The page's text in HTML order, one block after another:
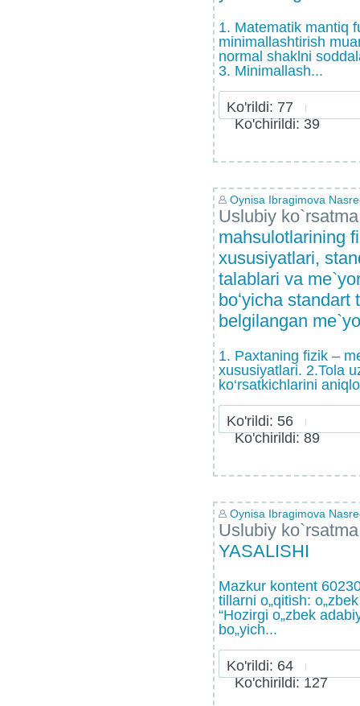
1. Matematik mantiq
minimallashtirish
normal shaklni
3. Minimallash...
Ko'rildi: 77
Ko'chirildi: 39
Oynisa Ibragimova
Uslubiy ko`rsatma
mahsulotlarining
xususiyatlari,
talablari va
boʻyicha
belgilangan
1. Paxtaning fizik –
xususiyatlari. 2.Tola
ko‘rsatkichlarini
Ko'rildi: 56
Ko'chirildi: 89
Oynisa Ibragimova
Uslubiy ko`rsatma
YASALISHI
Mazkur kontent
tillarni o„qitish:
“Hozirgi o„zbek
bo„yich...
Ko'rildi: 64
Ko'chirildi: 127